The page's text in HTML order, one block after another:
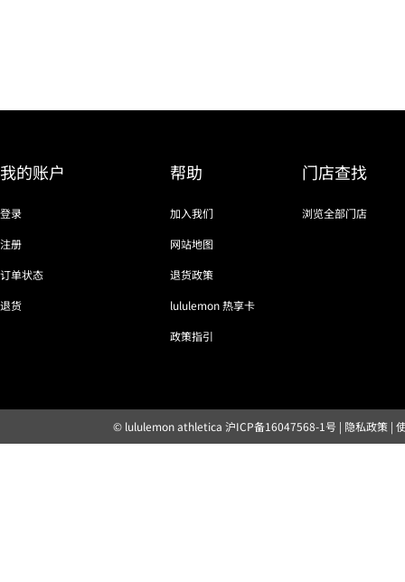
我的账户
登录
注册
订单状态
退货
帮助
加入我们
网站地图
退货政策
lululemon 热享卡
政策指引
门店查找
浏览全部门店
© lululemon athletica 沪ICP备16047568-1号 | 隐私政策|